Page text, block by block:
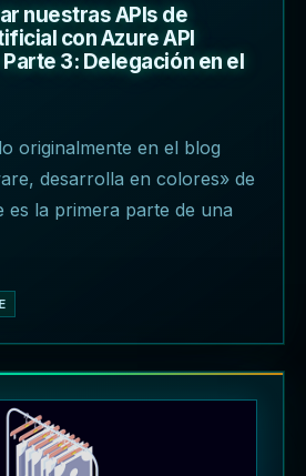
nuestras APIs de
con Azure API
3: Delegación en el
originalmente en el blog
desarrolla en colores» de
es la primera parte de una